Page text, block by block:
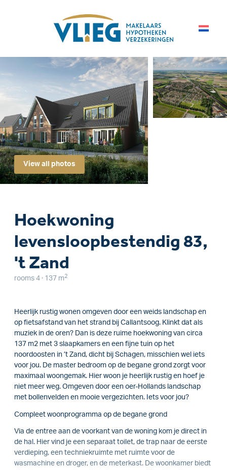
View all photos
Hoekwoning
levensloopbestendig 83,
't Zand
rooms 4 · 137 m 2
Heerlijk rustig wonen omgeven door een weids landschap en
op fietsafstand van het strand bij Callantsoog. Klinkt dat als
muziek in de oren? Dan is deze ruime hoekwoning van circa
137 m2 met 3 slaapkamers en een fijne tuin op het
noordoosten in ’t Zand, dicht bij Schagen, misschien wel iets
voor jou. De master bedroom op de begane grond zorgt voor
maximaal woongemak. Hier woon je heerlijk rustig en hoef je
niet meer weg. Omgeven door een oer-Hollands landschap
met bollenvelden en mooie vergezichten. Iets voor jou?
Compleet woonprogramma op de begane grond
Via de entree aan de voorkant van de woning kom je direct in
de hal. Hier vind je een separaat toilet, de trap naar de eerste
verdieping, een techniekruimte met ruimte voor de
wasmachine en droger, en de meterkast. De woonkamer biedt